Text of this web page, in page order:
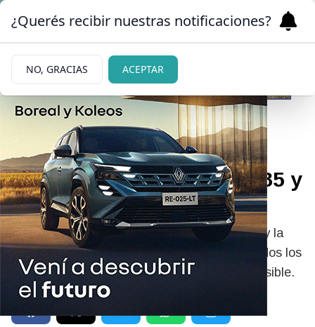
03/06/2026
Aprendió a escribir a los 85 y
se graduó a los 91 años
Tras una vida marcada por el trabajo infantil y la
falta de oportunidades, una mujer desafió todos los
límites y alcanzó una meta que parecía imposible.
¿Querés recibir nuestras notificaciones?
NO, GRACIAS ACEPTAR